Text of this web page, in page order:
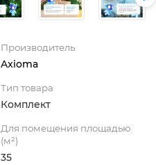
Производитель
Axioma
Тип товара
Комплект
Для помещения площадью
(м²)
35